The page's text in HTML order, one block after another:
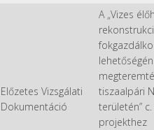
Előzetes Vizsgálati
Dokumentáció
A „Vizes
tiszaalpári
területén” c.
projekthez